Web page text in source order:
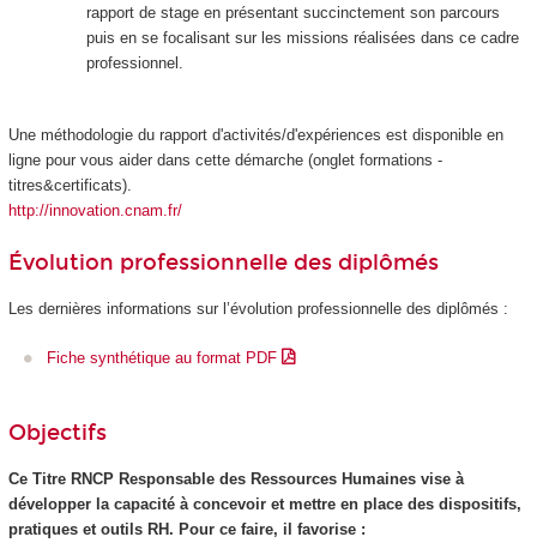
rapport de stage en présentant succinctement son parcours
puis en se focalisant sur les missions réalisées dans ce cadre
professionnel.
Une méthodologie du rapport d'activités/d'expériences est disponible en
ligne pour vous aider dans cette démarche (onglet formations -
titres&certificats).
http://innovation.cnam.fr/
Évolution professionnelle des diplômés
Les dernières informations sur l’évolution professionnelle des diplômés :
Fiche synthétique au format PDF
Objectifs
Ce Titre RNCPResponsable des Ressources Humaines vise à
développer la capacité à concevoir et mettre en place des dispositifs,
pratiques et outils RH. Pour ce faire, il favorise :